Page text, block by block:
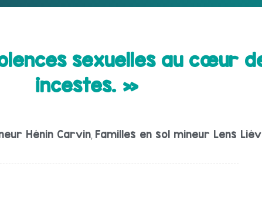
sexuelles au cœur
incestes. »
Hénin Carvin Familles en sol mineur Lens